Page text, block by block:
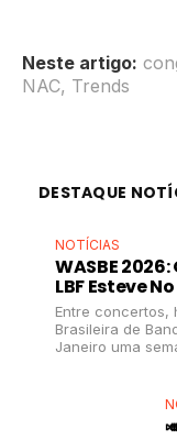
Neste artigo:
NAC, Trends
DESTAQUE
NOTÍCIAS
WASBE
LBF Esteve
Entre concertos,
Brasileira de
Janeiro uma